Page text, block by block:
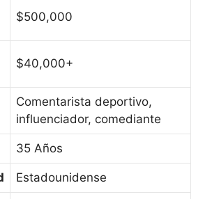
$500,000
$40,000+
Comentarista deportivo,
influenciador, comediante
35 Años
Estadounidense